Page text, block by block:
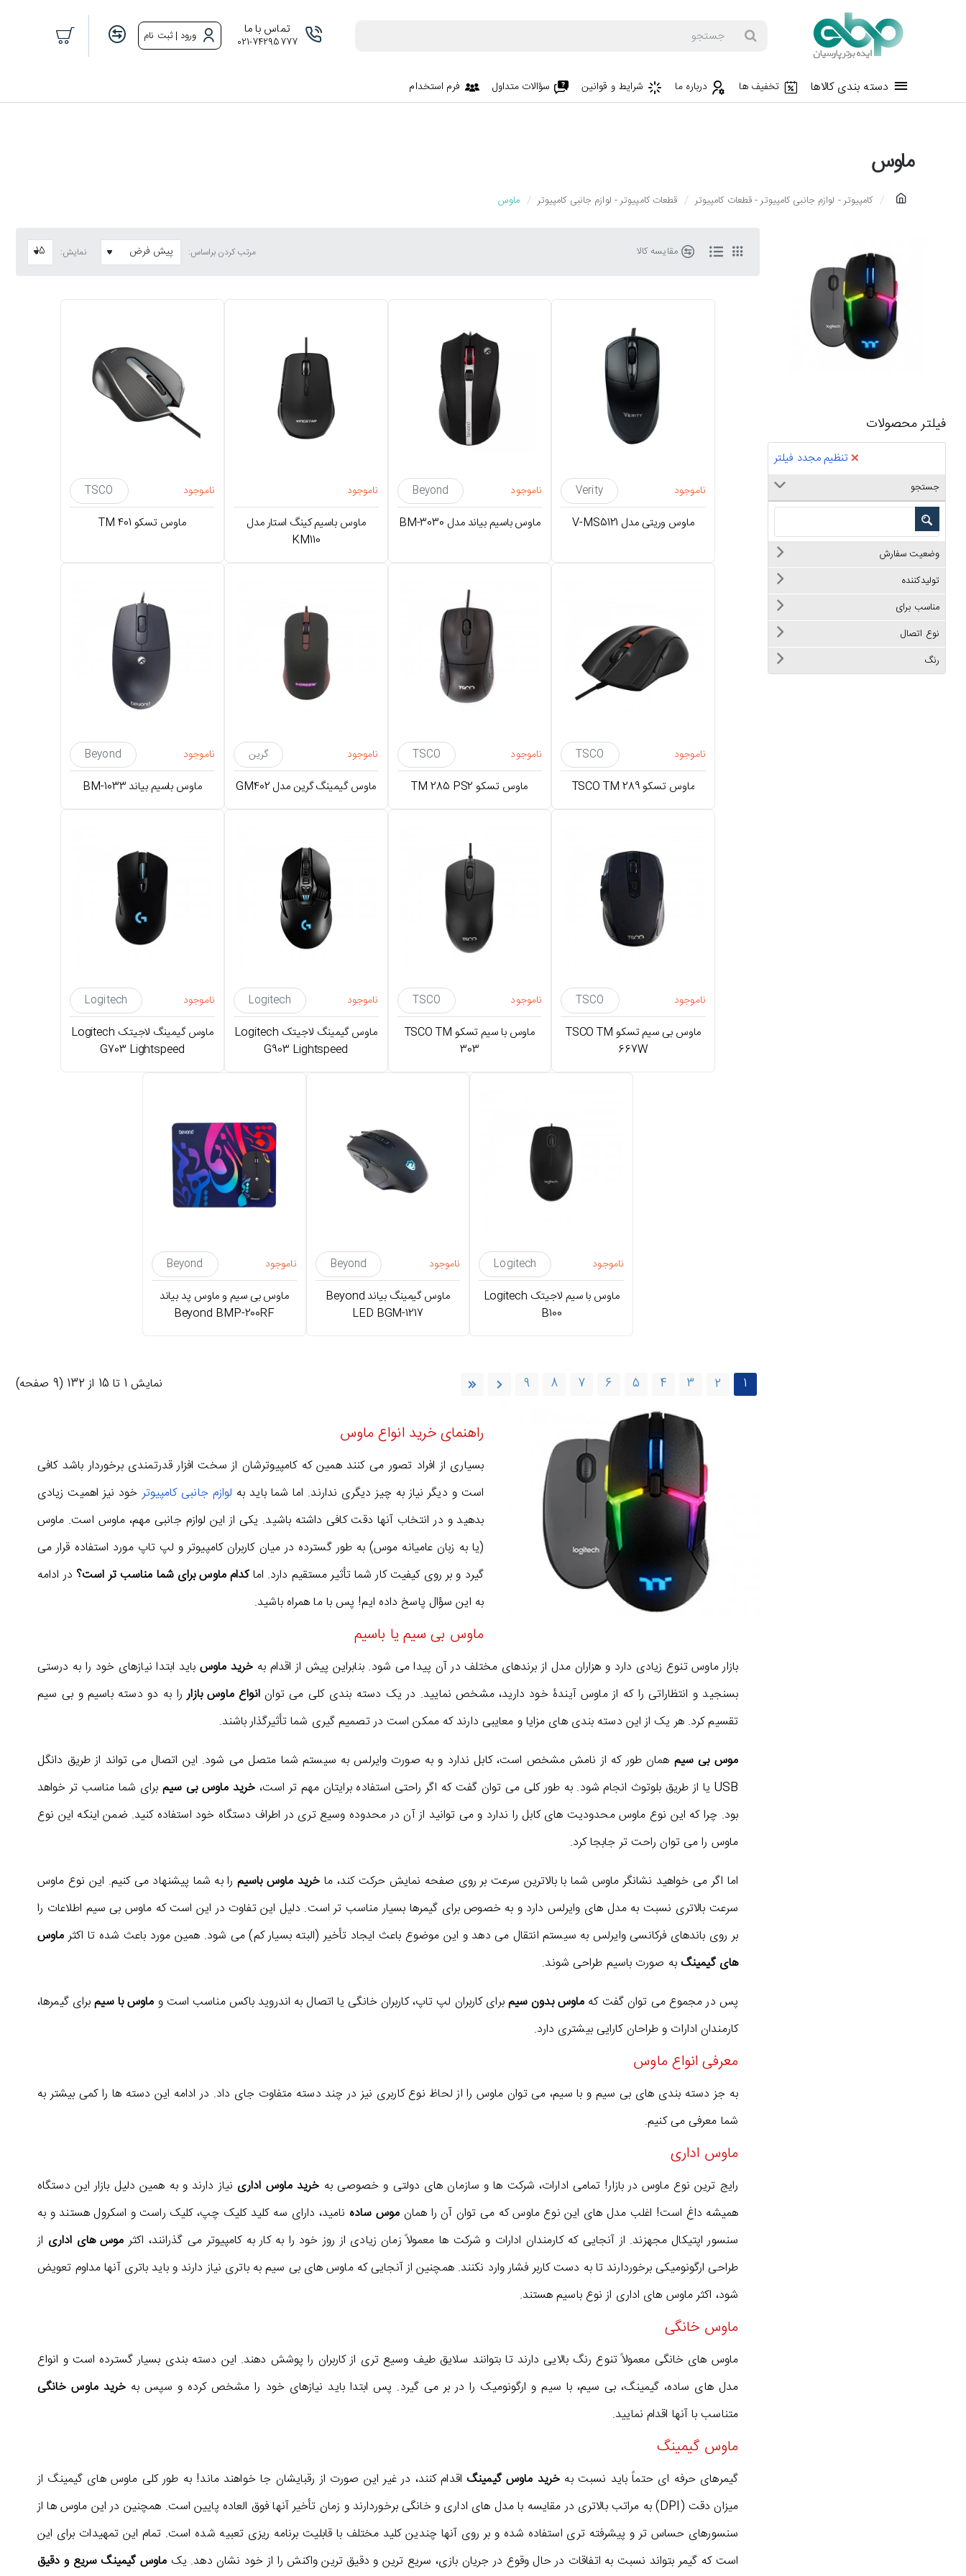
تماس با ما
021-74295777 ورود | ثبت نام
دسته بندی کالاها تخفیف ها درباره ما شرایط و قوانین سؤالات متداول فرم استخدام
ماوس
e
کامپیوتر - لوازم جانبی کامپیوتر - قطعات کامپیوتر قطعات کامپیوتر - لوازم جانبی کامپیوتر ماوس
فیلتر محصولات
تنظیم مجدد فیلتر
جستجو
وضعیت سفارش
تولیدکننده
مناسب برای
نوع اتصال
رنگ
راهنمای خرید انواع ماوس
بسیاری از افراد تصور می کنند همین که کامپیوترشان از سخت افزار قدرتمندی برخوردار باشد کافی
است و دیگر نیاز به چیز دیگری ندارند. اما شما باید به لوازم جانبی کامپیوترخود نیز اهمیت زیادی
بدهید و در انتخاب آنها دقت کافی داشته باشید. یکی از این لوازم جانبی مهم، ماوس است. ماوس
(یا به زبان عامیانه موس) به طور گسترده در میان کاربران کامپیوتر و لپ تاپ مورد استفاده قرار می
گیرد و بر روی کیفیت کار شما تأثیر مستقیم دارد. اماکدام ماوس برای شما مناسب تر است؟ در ادامه
به این سؤال پاسخ داده ایم! پس با ما همراه باشید.
ماوس بی سیم یا باسیم
بازار ماوس تنوع زیادی دارد و هزاران مدل از برندهای مختلف در آن پیدا می شود. بنابراین پیش از اقدام به خرید ماوس باید ابتدا نیازهای خود را به درستی
بسنجید و انتظاراتی را که از ماوس آیندۀ خود دارید، مشخص نمایید. در یک دسته بندی کلی می توانانواع ماوس بازاررا به دو دسته باسیم و بی سیم
تقسیم کرد. هر یک از این دسته بندی های مزایا و معایبی دارند که ممکن است در تصمیم گیری شما تأثیرگذار باشند.
موس بی سیم همان طور که از نامش مشخص است، کابل ندارد و به صورت وایرلس به سیستم شما متصل می شود. این اتصال می تواند از طریق دانگل
USB یا از طریق بلوتوث انجام شود. به طور کلی می توان گفت که اگر راحتی استفاده برایتان مهم تر است،
خرید ماوس بی سیمبرای شما مناسب تر خواهد
بود. چرا که این نوع ماوس محدودیت های کابل را ندارد و می توانید از آن در محدوده وسیع تری در اطراف دستگاه خود استفاده کنید. ضمن اینکه این نوع
ماوس را می توان راحت تر جابجا کرد.
اما اگر می خواهید نشانگر ماوس شما با بالاترین سرعت بر روی صفحه نمایش حرکت کند، ما خرید ماوس باسیم را به شما پیشنهاد می کنیم. این نوع ماوس
سرعت بالاتری نسبت به مدل های وایرلس دارد و به خصوص برای گیمرها بسیار مناسب تر است. دلیل این تفاوت در این است که ماوس بی سیم اطلاعات را
بر روی باندهای فرکانسی وایرلس به سیستم انتقال می دهد و این موضوع باعث ایجاد تأخیر (البته بسیار کم) می شود. همین مورد باعث شده تا اکثرماوس
های گیمینگبه صورت باسیم طراحی شوند.
پس در مجموع می توان گفت که ماوس بدون سیمبرای کاربران لپ تاپ، کاربران خانگی یا اتصال به اندروید باکس مناسب است و ماوس با سیمبرای گیمرها،
کارمندان ادارات و طراحان کارایی بیشتری دارد.
معرفی انواع ماوس
به جز دسته بندی های بی سیم و با سیم، می توان ماوس را از لحاظ نوع کاربری نیز در چند دسته متفاوت جای داد. در ادامه این دسته ها را کمی بیشتر به
شما معرفی می کنیم.
ماوس اداری
رایج ترین نوع ماوس در بازار! تمامی ادارات، شرکت ها و سازمان های دولتی و خصوصی به خرید ماوس اداری نیاز دارند و به همین دلیل بازار این دستگاه
همیشه داغ است! اغلب مدل های این نوع ماوس که می توان آن را همان موس ساده نامید، دارای سه کلید کلیک چپ، کلیک راست و اسکرول هستند و به
سنسور اپتیکال مجهزند. از آنجایی که کارمندان ادارات و شرکت ها معمولاً زمان زیادی از روز خود را به کار به کامپیوتر می گذرانند، اکثر موس های اداری از
طراحی ارگونومیکی برخوردارند تا به دست کاربر فشار وارد نکنند. همچنین از آنجایی که ماوس های بی سیم به باتری نیاز دارند و باید باتری آنها مداوم تعویض
شود، اکثر ماوس های اداری از نوع باسیم هستند.
ماوس خانگی
ماوس های خانگی معمولاً تنوع رنگ بالایی دارند تا بتوانند سلایق طیف وسیع تری از کاربران را پوشش دهند. این دسته بندی بسیار گسترده است و انواع
مدل های ساده، گیمینگ، بی سیم، با سیم و ارگونومیک را در بر می گیرد. پس ابتدا باید نیازهای خود را مشخص کرده و سپس به خرید ماوس خانگی
متناسب با آنها اقدام نمایید.
ماوس گیمینگ
گیمرهای حرفه ای حتماً باید نسبت به خرید ماوس گیمینگاقدام کنند، در غیر این صورت از رقبایشان جا خواهند ماند! به طور کلی ماوس های گیمینگ از
میزان دقت (DPI) به مراتب بالاتری در مقایسه با مدل های اداری و خانگی برخوردارند و زمان تأخیر آنها فوق العاده پایین است. همچنین در این ماوس ها از
سنسورهای حساس تر و پیشرفته تری استفاده شده و بر روی آنها چندین کلید مختلف با قابلیت برنامه ریزی تعبیه شده است. تمام این تمهیدات برای این
است که گیمر بتواند نسبت به اتفاقات در حال وقوع در جریان بازی، سریع ترین و دقیق ترین واکنش را از خود نشان دهد. یک ماوس گیمینگ سریع و دقیق
مقایسه کالا مرتب کردن براساس: نمایش:
ناموجود Verity
ماوس وریتی مدل V-MS5121
ناموجود Beyond
ماوس باسیم بیاند مدل BM-3030
ناموجود
ماوس باسیم کینگ استار مدل
KM110
ناموجود TSCO
ماوس تسکو TM 401
ناموجود TSCO
ماوس تسکو TSCO TM 289
ناموجود TSCO
ماوس تسکو TM 285 PS2
ناموجود گرین
ماوس گیمینگ گرین مدل GM402
ناموجود Beyond
ماوس باسیم بیاند BM-1033
ناموجود TSCO
ماوس بی سیم تسکو TSCO TM
667W
ناموجود TSCO
ماوس با سیم تسکو TSCO TM
303
ناموجود Logitech
ماوس گیمینگ لاجیتک Logitech
G903 Lightspeed
ناموجود Logitech
ماوس گیمینگ لاجیتک Logitech
G703 Lightspeed
ناموجود Logitech
ماوس با سیم لاجیتک Logitech
B100
ناموجود Beyond
ماوس گیمینگ بیاند Beyond
LED BGM-1217
ناموجود Beyond
ماوس بی سیم و ماوس پد بیاند
Beyond BMP-200RF
1
2
3
4
5
6
7
8
9 نمايش 1 تا 15 از 132 (9 صفحه)